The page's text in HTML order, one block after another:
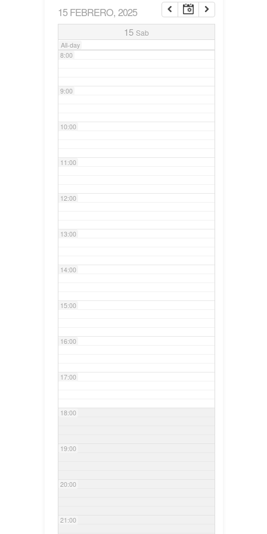
15 FEBRERO, 2025
15 Sab
All-day
7:00
8:00
9:00
10:00
11:00
12:00
13:00
14:00
15:00
16:00
17:00
18:00
19:00
20:00
21:00